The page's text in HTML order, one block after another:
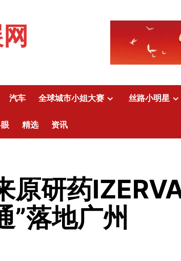
汽车 全球城市小姐大赛 丝路小明星
精选 资讯
原研药
”落地广州